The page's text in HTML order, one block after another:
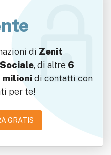
di Zenit
, di altre 6
milionidi contatti con
per te!
GRATIS